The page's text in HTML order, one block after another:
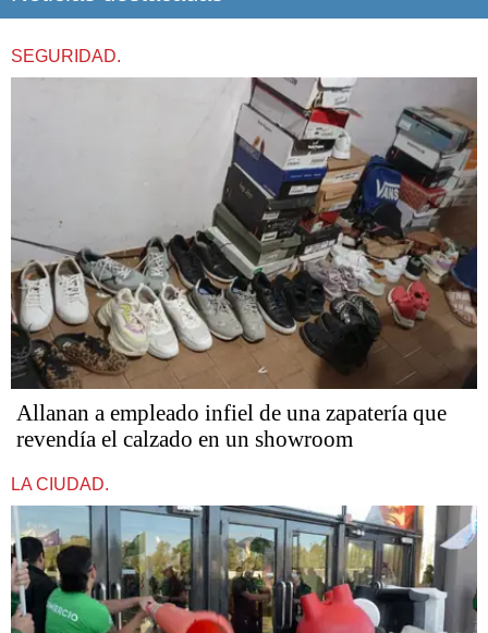
SEGURIDAD.
Allanan a empleado infiel de una zapatería que
revendía el calzado en un showroom
LA CIUDAD.